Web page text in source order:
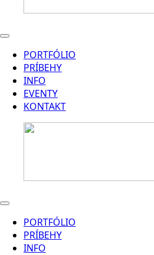
PORTFÓLIO
PRÍBEHY
INFO
EVENTY
KONTAKT
PORTFÓLIO
PRÍBEHY
INFO